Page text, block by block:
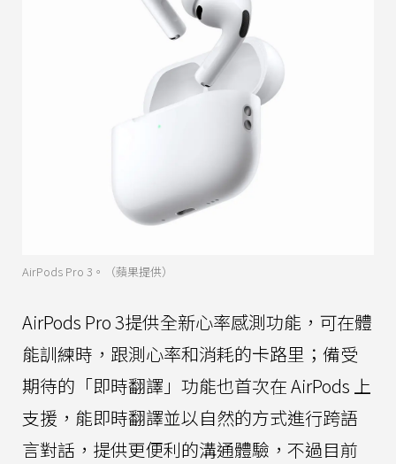
AirPods Pro 3。（蘋果提供）
AirPods Pro 3提供全新心率感測功能，可在體
能訓練時，跟測心率和消耗的卡路里；備受
期待的「即時翻譯」功能也首次在 AirPods 上
支援，能即時翻譯並以自然的方式進行跨語
言對話，提供更便利的溝通體驗，不過目前